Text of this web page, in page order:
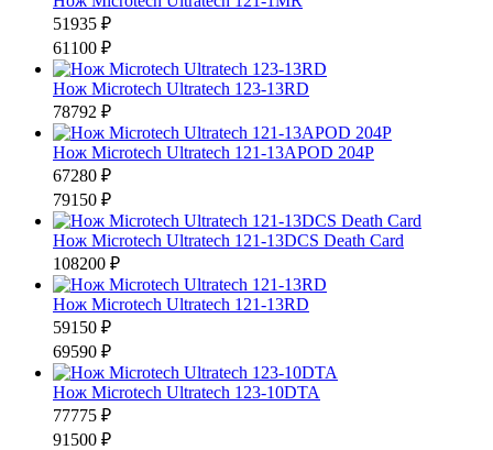
51935 ₽
61100 ₽
Нож Microtech Ultratech 123-13RD
78792 ₽
Нож Microtech Ultratech 121-13APOD 204P
67280 ₽
79150 ₽
Нож Microtech Ultratech 121-13DCS Death Card
108200 ₽
Нож Microtech Ultratech 121-13RD
59150 ₽
69590 ₽
Нож Microtech Ultratech 123-10DTA
77775 ₽
91500 ₽